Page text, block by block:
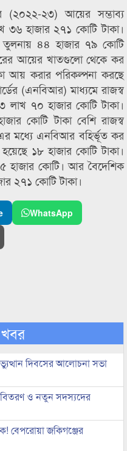
(২০২২-২৩) আয়ের সম্ভাব্য
৩৬ হাজার ২৭১ কোটি টাকা।
৪৪ হাজার ৭৯ কোটি
আয়ের খাতগুলো থেকে কর
আয় করার পরিকল্পনা করছে
(এনবিআর) মাধ্যমে রাজস্ব
৩ লাখ ৭০ হাজার কোটি টাকা।
কোটি টাকা বেশি রাজস্ব
এর মধ্যে এনবিআর বহির্ভূত কর
১৮ হাজার কোটি টাকা।
হাজার কোটি। আর বৈদেশিক
২৭১ কোটি টাকা।
WhatsApp
দিবসের আলোচনা সভা
বিতরণ ও নতুন সদস্যদের
বেপরোয়া জকিগঞ্জের